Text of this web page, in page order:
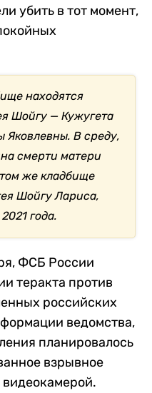
убить в тот момент,
находятся
Шойгу — Кужугета
Яковлевны. В среду,
смерти матери
же кладбище
Шойгу Лариса,
года.
ФСБ России
теракта против
российских
ведомства,
планировалось
взрывное
видеокамерой.